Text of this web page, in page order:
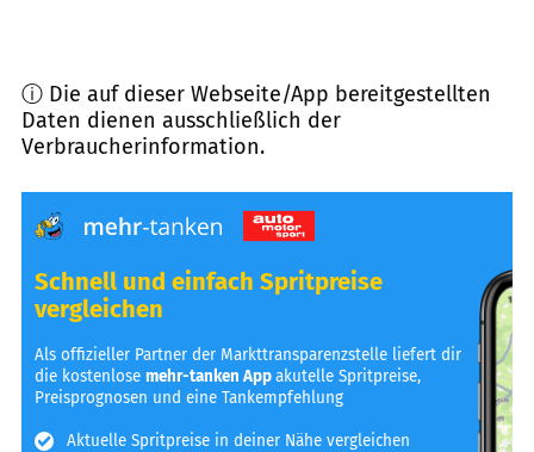
ⓘ Die auf dieser Webseite/App bereitgestellten
Daten dienen ausschließlich der
Verbraucherinformation.
Schnell und einfach Spritpreise
vergleichen
Als offizieller Partner der Markttransparenzstelle liefert dir
die kostenlosemehr-tanken Appakutelle Spritpreise,
Preisprognosen und eine Tankempfehlung
Aktuelle Spritpreise in deiner Nähe vergleichen